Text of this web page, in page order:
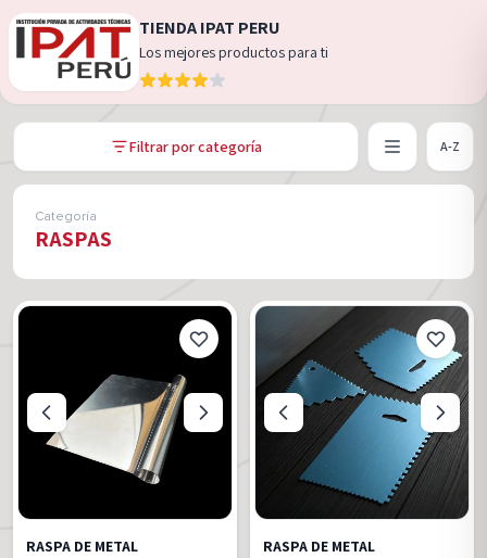
TIENDA IPAT PERU
Los mejores productos para ti
Filtrar por categoría A-Z
Categoría
RASPAS
RASPA DE METAL RASPA DE METAL